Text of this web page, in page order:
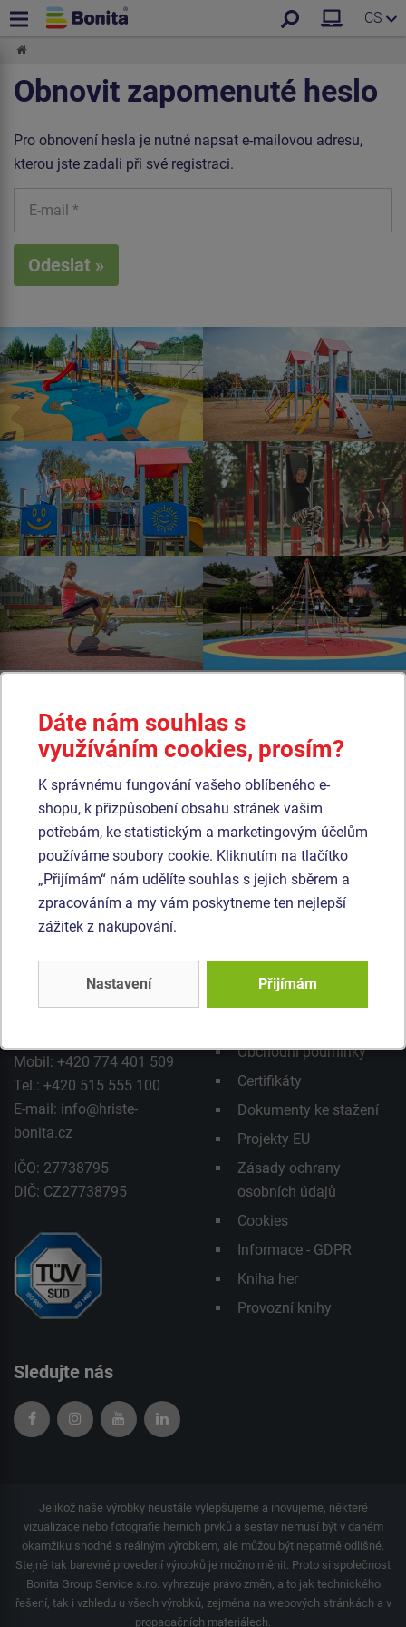
CS
Obnovit zapomenuté heslo
Pro obnovení hesla je nutné napsat e-mailovou adresu,
kterou jste zadali při své registraci.
Vyrábíme a instalujeme certifikovaná dětská hřiště,
workout hřiště, venkovní fitness stroje, agility - psí hřiště.
Nabízíme zajímavou cenu, kvalitní materiály, přesné
dílenské zpracování a dopravu po celé ČR zdarma.
Mobil: +420 774 401 509
Tel.: +420 515 555 100
E-mail: info@hriste-
bonita.cz
IČO: 27738795
DIČ: CZ27738795
Aktuality z Bonity
Obchodní podmínky
Certifikáty
Dokumenty ke stažení
Projekty EU
Zásady ochrany
osobních údajů
Cookies
Informace - GDPR
Kniha her
Provozní knihy
Sledujte nás
Jelikož naše výrobky neustále vylepšujeme a inovujeme, některé
vizualizace nebo fotografie herních prvků a sestav nemusí být v daném
okamžiku shodné s reálným výrobkem, ale můžou být nepatrně odlišné.
Stejně tak barevné provedení výrobků je možno měnit. Proto si společnost
Bonita Group Service s.r.o. vyhrazuje právo změn, a to jak technického
řešení, tak i vzhledu u všech výrobků, zejména na webových stránkách a v
propagačních materiálech.
Dáte nám souhlas s
využíváním cookies, prosím?
K správnému fungování vašeho oblíbeného e-
shopu, k přizpůsobení obsahu stránek vašim
potřebám, ke statistickým a marketingovým účelům
používáme soubory cookie. Kliknutím na tlačítko
„Přijímám“ nám udělíte souhlas s jejich sběrem a
zpracováním a my vám poskytneme ten nejlepší
zážitek z nakupování.
Nastavení Přijímám